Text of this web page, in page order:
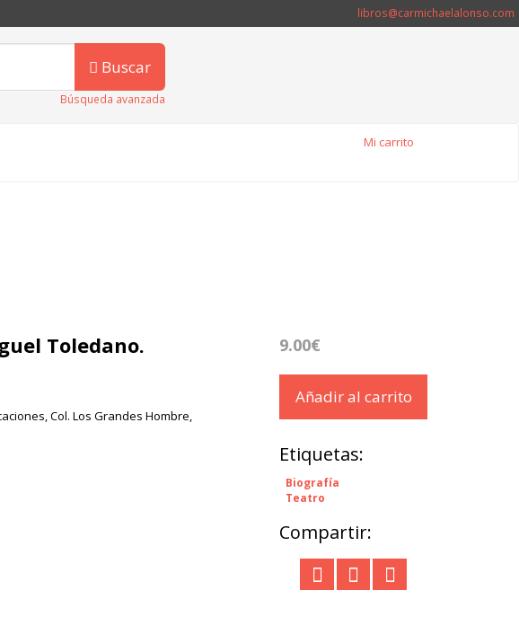
libros@carmichaelalonso.com
Buscar
Búsqueda avanzada
Mi carrito
Toledano.
Col. Los Grandes Hombre,
9.00€
Añadir al carrito
Etiquetas:
Biografía
Teatro
Compartir: